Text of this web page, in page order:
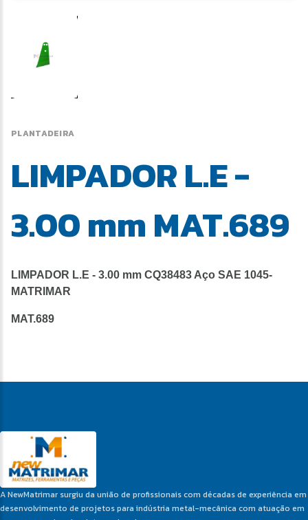
PLANTADEIRA
LIMPADOR L.E -
3.00 mm MAT.689
LIMPADOR L.E - 3.00 mm CQ38483 Aço SAE 1045-
MATRIMAR
MAT.689
A NewMatrimar surgiu da união de profissionais com décadas de experiência em
desenvolvimento de projetos para indústria metal-mecânica com atuação em